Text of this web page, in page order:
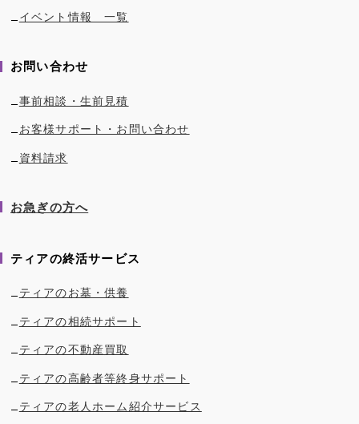
イベント情報 一覧
お問い合わせ
事前相談・生前見積
お客様サポート・お問い合わせ
資料請求
お急ぎの方へ
ティアの終活サービス
ティアのお墓・供養
ティアの相続サポート
ティアの不動産買取
ティアの高齢者等終身サポート
ティアの老人ホーム紹介サービス